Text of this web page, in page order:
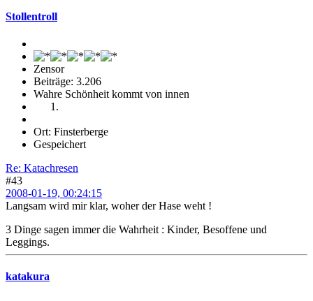
Stollentroll
Zensor
Beiträge: 3.206
Wahre Schönheit kommt von innen
Ort: Finsterberge
Gespeichert
Re: Katachresen
#43
2008-01-19, 00:24:15
Langsam wird mir klar, woher der Hase weht !
3 Dinge sagen immer die Wahrheit : Kinder, Besoffene und
Leggings.
katakura